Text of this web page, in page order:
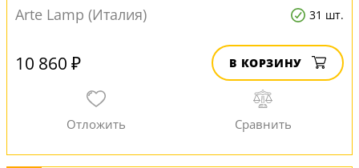
Arte Lamp (Италия)
31 шт.
10 860 ₽ В КОРЗИНУ